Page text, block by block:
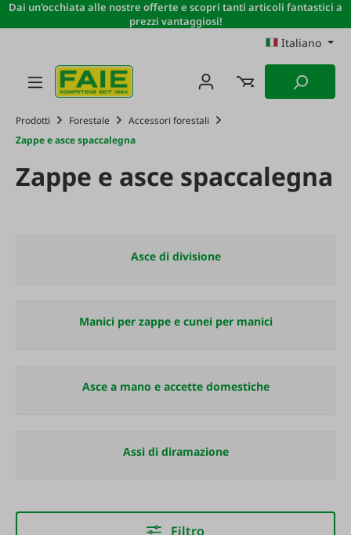
Passa al contenuto principale
Dai un'occhiata alle nostre offerte e scopri tanti articoli fantastici a
prezzi vantaggiosi!
Italiano
Prodotti Forestale
Accessori forestali
Zappe e asce spaccalegna
Zappe e asce spaccalegna
Asce di divisione
Manici per zappe e cunei per manici
Asce a mano e accette domestiche
Assi di diramazione
Filtro